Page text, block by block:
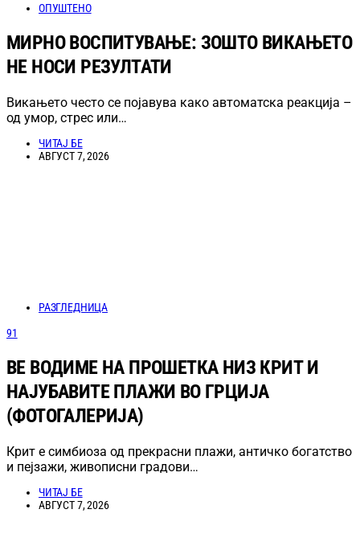
ОПУШТЕНО
МИРНО ВОСПИТУВАЊЕ: ЗОШТО ВИКАЊЕТО
НЕ НОСИ РЕЗУЛТАТИ
Викањето често се појавува како автоматска реакција –
од умор, стрес или…
ЧИТАЈ БЕ
АВГУСТ 7, 2026
РАЗГЛЕДНИЦА
91
ВЕ ВОДИМЕ НА ПРОШЕТКА НИЗ КРИТ И
НАЈУБАВИТЕ ПЛАЖИ ВО ГРЦИЈА
(ФОТОГАЛЕРИЈА)
Крит е симбиоза од прекрасни плажи, античко богатство
и пејзажи, живописни градови…
ЧИТАЈ БЕ
АВГУСТ 7, 2026